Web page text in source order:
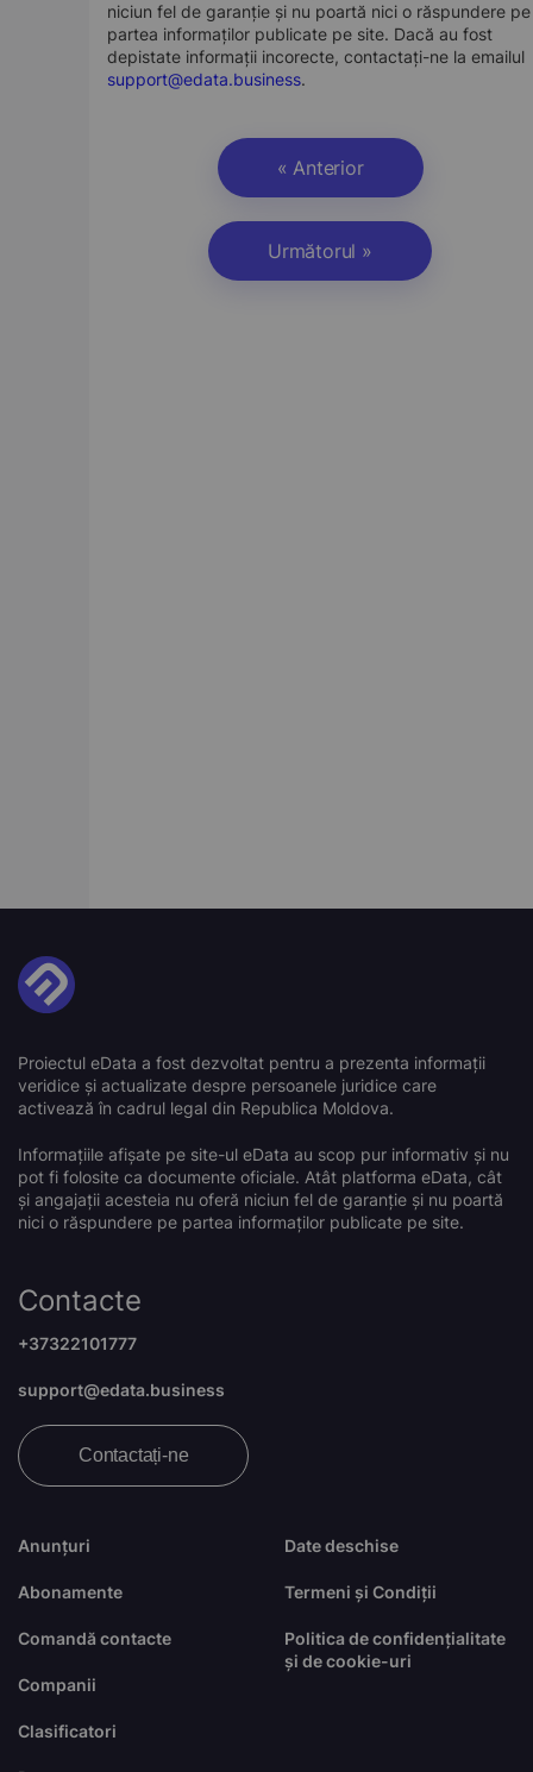
niciun fel de garanție și nu poartă nici o răspundere pe
partea informaților publicate pe site. Dacă au fost
depistate informații incorecte, contactați-ne la emailul
support@edata.business.
« Anterior
Următorul »
Proiectul eData a fost dezvoltat pentru a prezenta informații
veridice și actualizate despre persoanele juridice care
activează în cadrul legal din Republica Moldova.
Informațiile afișate pe site-ul eData au scop pur informativ și nu
pot fi folosite ca documente oficiale. Atât platforma eData, cât
și angajații acesteia nu oferă niciun fel de garanție și nu poartă
nici o răspundere pe partea informaților publicate pe site.
Anunțuri
Abonamente
Comandă contacte
Companii
Clasificatori
Date deschise
Termeni și Condiții
Politica de confidențialitate
și de cookie-uri
Contacte
+37322101777
support@edata.business
Contactați-ne